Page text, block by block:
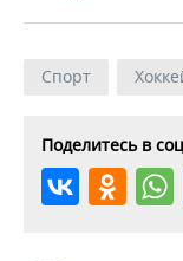
КИБЕРСПОРТ
ФИГУРНОЕ
ХОККЕЙ С
КУЛЬТУРА
МЕДИЦИНА
ПРОИСШЕСТВИЯ
СПИСОК
Спорт
Поделитесь в